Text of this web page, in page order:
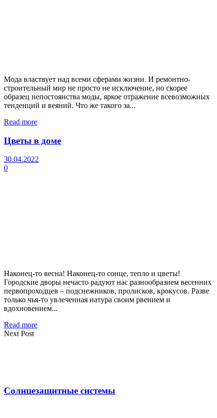
Мода властвует над всеми сферами жизни. И ремонтно-
строительный мир не просто не исключение, но скорее
образец непостоянства моды, яркое отражение всевозможных
тенденций и веяний. Что же такого за...
Read more
Цветы в доме
30.04.2022
0
Наконец-то весна! Наконец-то сонце, тепло и цветы!
Городские дворы нечасто радуют нас разнообразием весенних
первопроходцев – подснежников, пролисков, крокусов. Разве
только чья-то увлеченная натура своим рвением и
вдохновением...
Read more
Next Post
Солнцезащитные системы